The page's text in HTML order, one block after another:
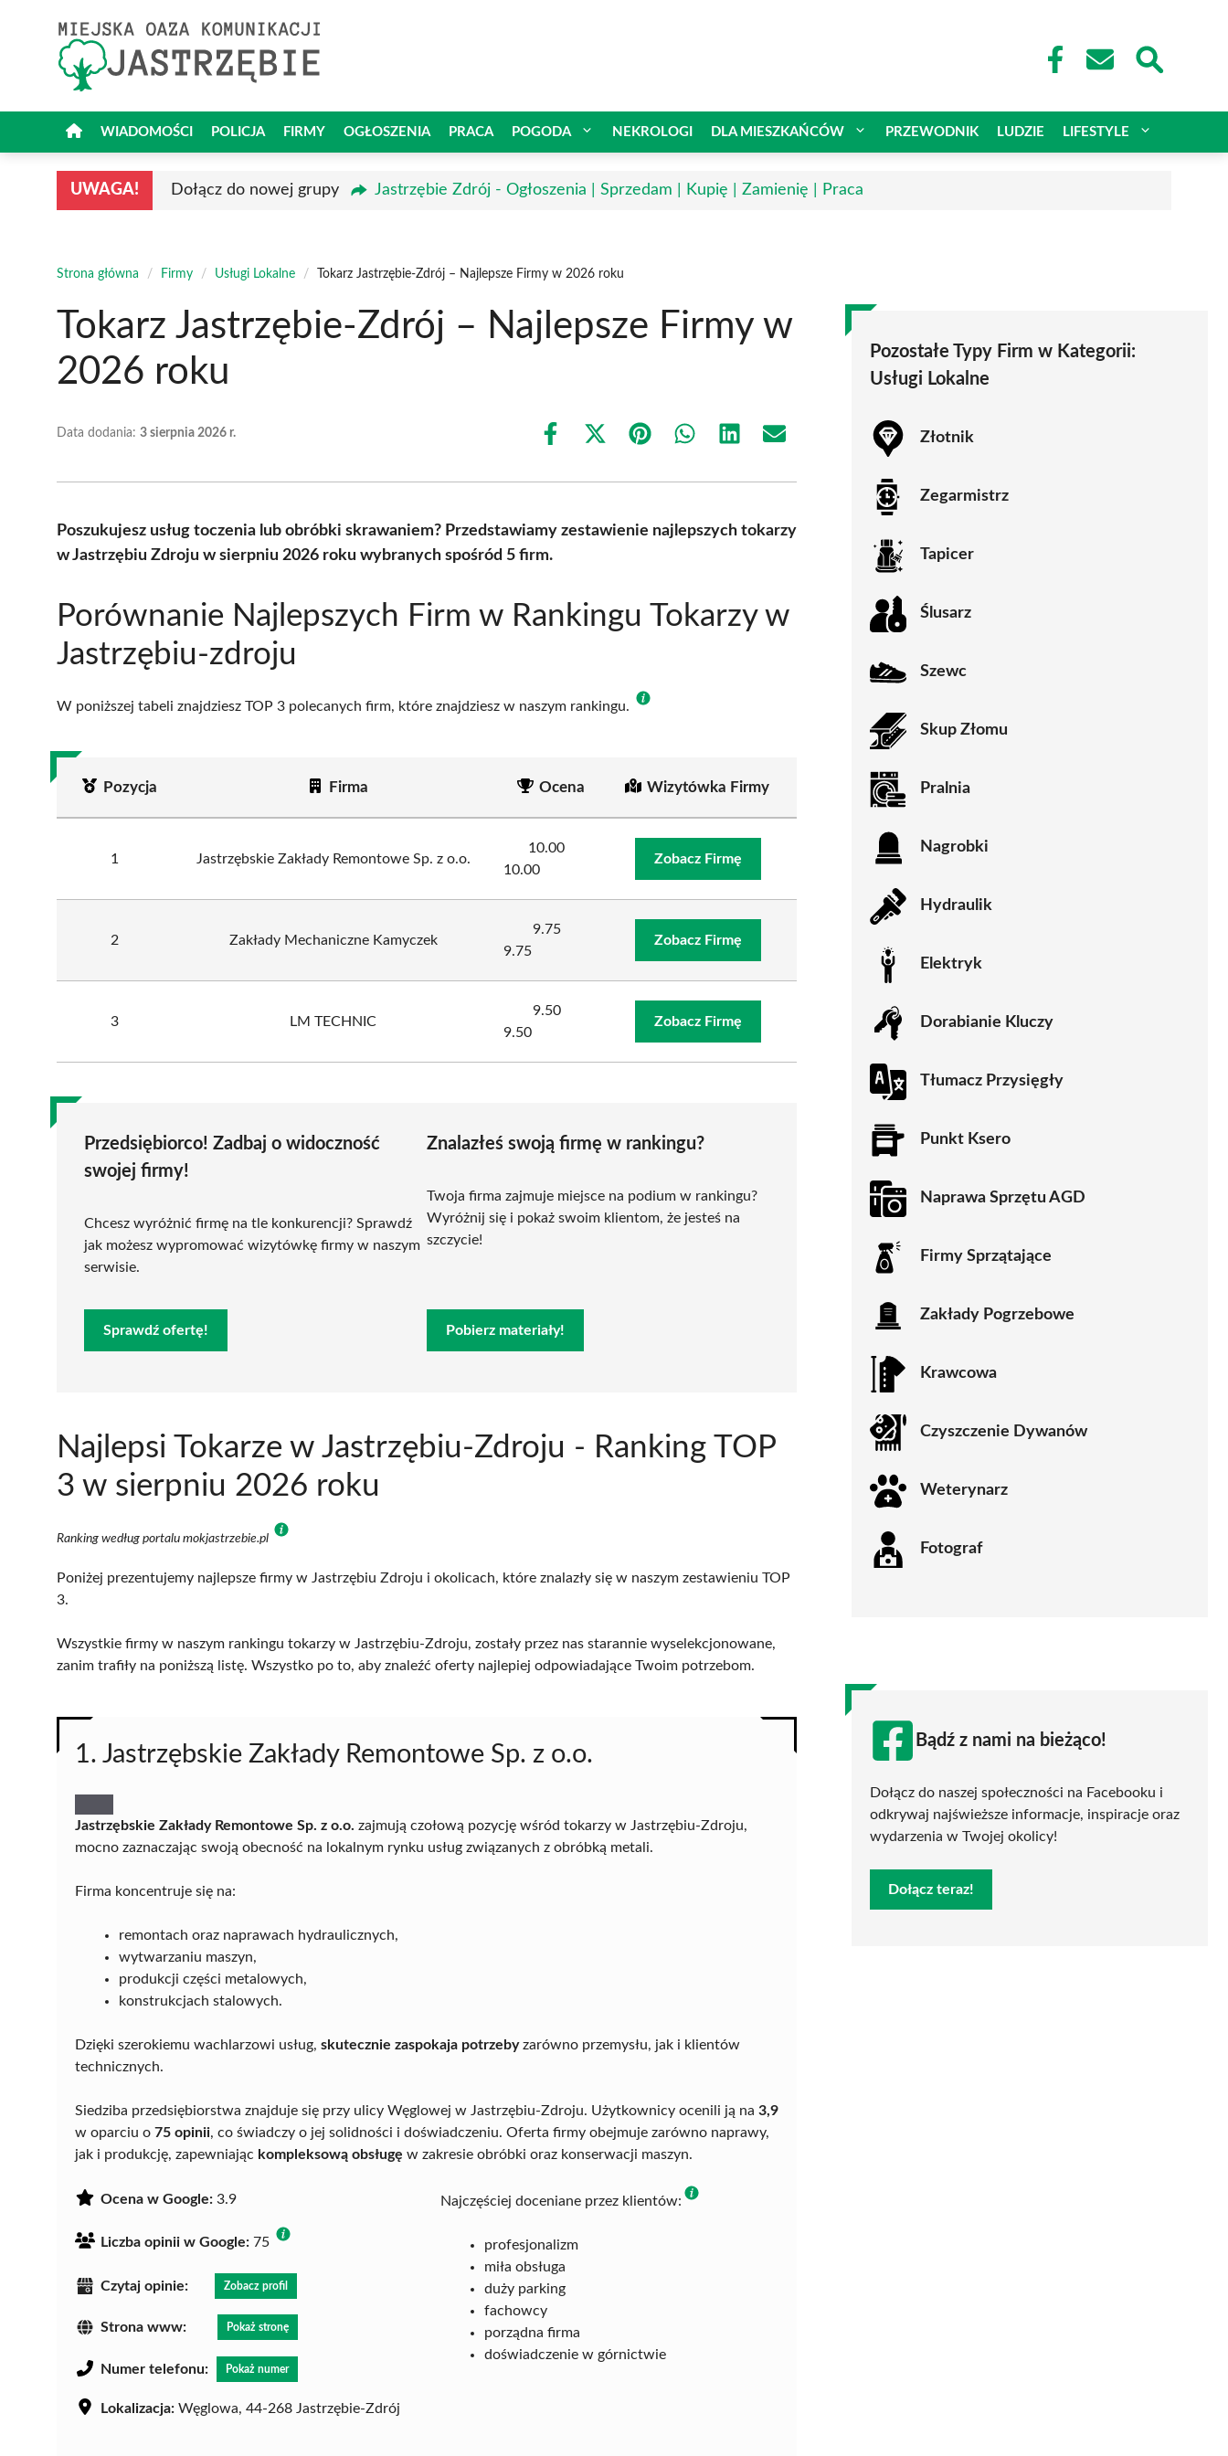
WIADOMOŚCI POLICJA FIRMY OGŁOSZENIA PRACA POGODA NEKROLOGI DLA MIESZKAŃCÓW PRZEWODNIK LUDZIE LIFESTYLE
UWAGA! Dołącz do nowej grupy Jastrzębie Zdrój - Ogłoszenia | Sprzedam | Kupię | Zamienię | Praca
Strona główna / Firmy / Usługi Lokalne / Tokarz Jastrzębie-Zdrój – Najlepsze Firmy w 2026 roku
Tokarz Jastrzębie-Zdrój – Najlepsze Firmy w
2026 roku
Data dodania: 3 sierpnia 2026 r.
Share
Share
(Twitter)
Share Share Share Share
Poszukujesz usług toczenia lub obróbki skrawaniem? Przedstawiamy zestawienie najlepszych tokarzy
w Jastrzębiu Zdroju w sierpniu 2026 roku wybranych spośród 5 firm.
Porównanie Najlepszych Firm w Rankingu Tokarzy w
Jastrzębiu-zdroju
W poniższej tabeli znajdziesz TOP 3 polecanych firm, które znajdziesz w naszym rankingu.
Pozycja Firma Ocena Wizytówka Firmy
1 Jastrzębskie Zakłady Remontowe Sp. z o.o.
10.00
10.00
Zobacz Firmę
2 Zakłady Mechaniczne Kamyczek
9.75
9.75
Zobacz Firmę
3 LM TECHNIC
9.50
9.50
Zobacz Firmę
Przedsiębiorco! Zadbaj o widoczność
swojej firmy!
Chcesz wyróżnić firmę na tle konkurencji? Sprawdź
jak możesz wypromować wizytówkę firmy w naszym
serwisie.
Sprawdź ofertę!
Znalazłeś swoją firmę w rankingu?
Twoja firma zajmuje miejsce na podium w rankingu?
Wyróżnij się i pokaż swoim klientom, że jesteś na
szczycie!
Pobierz materiały!
Najlepsi Tokarze w Jastrzębiu-Zdroju - Ranking TOP
3 w sierpniu 2026 roku
Ranking według portalu mokjastrzebie.pl
Poniżej prezentujemy najlepsze firmy w Jastrzębiu Zdroju i okolicach, które znalazły się w naszym zestawieniu TOP
3.
Wszystkie firmy w naszym rankingu tokarzy w Jastrzębiu-Zdroju, zostały przez nas starannie wyselekcjonowane,
zanim trafiły na poniższą listę. Wszystko po to, aby znaleźć oferty najlepiej odpowiadające Twoim potrzebom.
1. Jastrzębskie Zakłady Remontowe Sp. z o.o.
Jastrzębskie Zakłady Remontowe Sp. z o.o. zajmują czołową pozycję wśród tokarzy w Jastrzębiu-Zdroju,
mocno zaznaczając swoją obecność na lokalnym rynku usług związanych z obróbką metali.
Firma koncentruje się na:
remontach oraz naprawach hydraulicznych,
wytwarzaniu maszyn,
produkcji części metalowych,
konstrukcjach stalowych.
Dzięki szerokiemu wachlarzowi usług, skutecznie zaspokaja potrzebyzarówno przemysłu, jak i klientów
technicznych.
Siedziba przedsiębiorstwa znajduje się przy ulicy Węglowej w Jastrzębiu-Zdroju. Użytkownicy ocenili ją na 3,9
w oparciu o 75 opinii, co świadczy o jej solidności i doświadczeniu. Oferta firmy obejmuje zarówno naprawy,
jak i produkcję, zapewniając kompleksową obsługę w zakresie obróbki oraz konserwacji maszyn.
Ocena w Google: 3.9
Liczba opinii w Google: 75
Czytaj opinie: Zobacz profil
Strona www: Pokaż stronę
Numer telefonu: Pokaż numer
Lokalizacja: Węglowa, 44-268 Jastrzębie-Zdrój
Najczęściej doceniane przez klientów:
profesjonalizm
miła obsługa
duży parking
fachowcy
porządna firma
doświadczenie w górnictwie
Pozostałe Typy Firm w Kategorii:
Usługi Lokalne
Złotnik
Zegarmistrz
Tapicer
Ślusarz
Szewc
Skup Złomu
Pralnia
Nagrobki
Hydraulik
Elektryk
Dorabianie Kluczy
Tłumacz Przysięgły
Punkt Ksero
Naprawa Sprzętu AGD
Firmy Sprzątające
Zakłady Pogrzebowe
Krawcowa
Czyszczenie Dywanów
Weterynarz
Fotograf
Bądź z nami na bieżąco!
Dołącz do naszej społeczności na Facebooku i
odkrywaj najświeższe informacje, inspiracje oraz
wydarzenia w Twojej okolicy!
Dołącz teraz!